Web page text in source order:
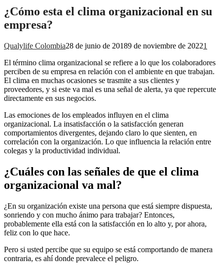
¿Cómo esta el clima organizacional en su
empresa?
Qualylife Colombia28 de junio de 20189 de noviembre de 20221
El término clima organizacional se refiere a lo que los colaboradores
perciben de su empresa en relación con el ambiente en que trabajan.
El clima en muchas ocasiones se trasmite a sus clientes y
proveedores, y si este va mal es una señal de alerta, ya que repercute
directamente en sus negocios.
Las emociones de los empleados influyen en el clima
organizacional. La insatisfacción o la satisfacción generan
comportamientos divergentes, dejando claro lo que sienten, en
correlación con la organización. Lo que influencia la relación entre
colegas y la productividad individual.
¿Cuáles con las señales de que el clima
organizacional va mal?
¿En su organización existe una persona que está siempre dispuesta,
sonriendo y con mucho ánimo para trabajar? Entonces,
probablemente ella está con la satisfacción en lo alto y, por ahora,
feliz con lo que hace.
Pero si usted percibe que su equipo se está comportando de manera
contraria, es ahí donde prevalece el peligro.